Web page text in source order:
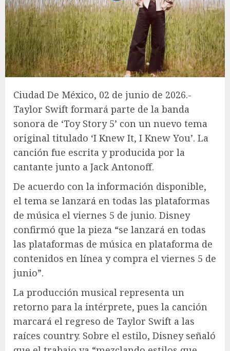
Ciudad De México, 02 de junio de 2026.-
Taylor Swift formará parte de la banda
sonora de ‘Toy Story 5’ con un nuevo tema
original titulado ‘I Knew It, I Knew You’. La
canción fue escrita y producida por la
cantante junto a Jack Antonoff.
De acuerdo con la información disponible,
el tema se lanzará en todas las plataformas
de música el viernes 5 de junio. Disney
confirmó que la pieza “se lanzará en todas
las plataformas de música en plataforma de
contenidos en línea y compra el viernes 5 de
junio”.
La producción musical representa un
retorno para la intérprete, pues la canción
marcará el regreso de Taylor Swift a las
raíces country. Sobre el estilo, Disney señaló